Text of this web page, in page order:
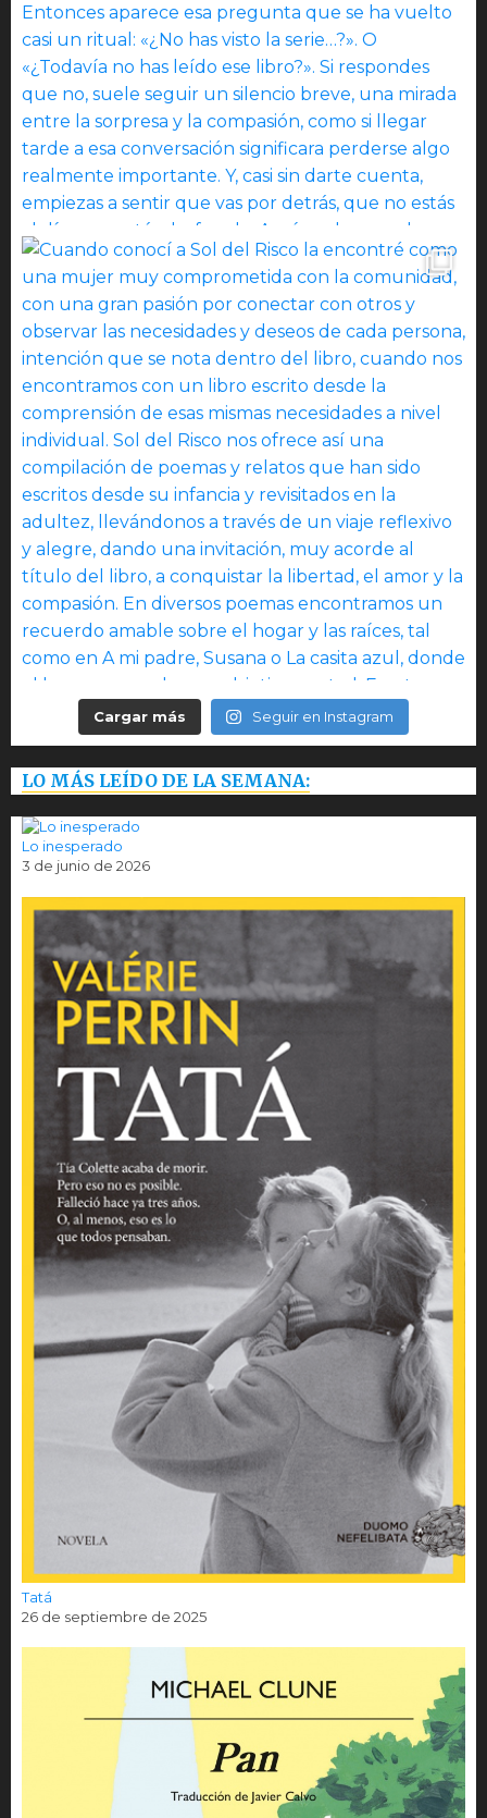
Cargar más Seguir en Instagram
LO MÁS LEÍDO DE LA SEMANA:
Lo inesperado
3 de junio de 2026
Tatá
26 de septiembre de 2025